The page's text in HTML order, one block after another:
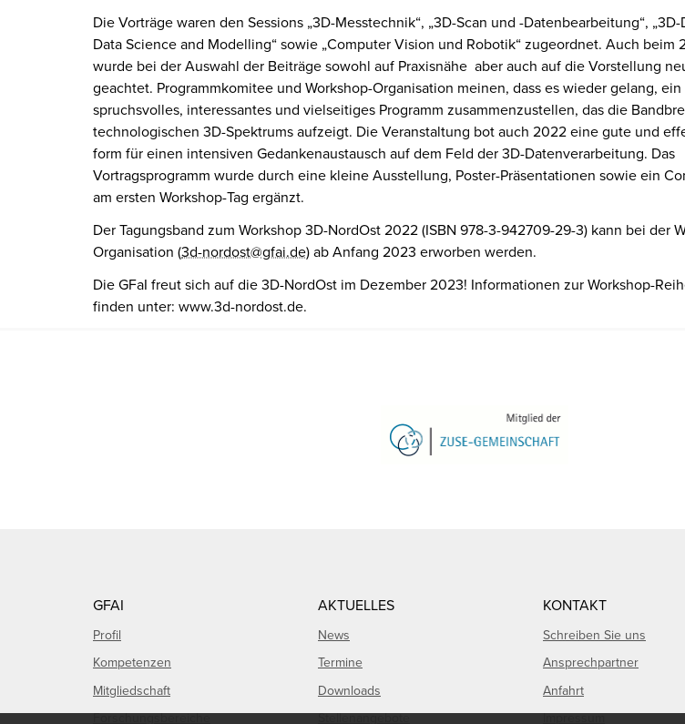
Die Vorträge waren den Sessions „3D-Messtechnik“, „3D-Scan und -Datenbearbeitung“, „3D-
Data Science and Modelling“ sowie „Computer Vision und Robotik“ zugeordnet. Auch beim
wurde bei der Auswahl der Beiträge sowohl auf Praxisnähe aber auch auf die Vorstellung
geachtet. Programmkomitee und Workshop-Organisation meinen, dass es wieder gelang,
spruchsvolles, interes­santes und vielsei­tiges Pro­gramm zusammenzu­stellen, das die
technolo­gischen 3D-Spektrums aufzeigt. Die Veranstaltung bot auch 2022 eine gute und
form für einen inten­siven Gedankenaus­tausch auf dem Feld der 3D-Daten­verar­beitung. Das
Vortragsprogramm wurde durch eine kleine Ausstellung, Poster-Präsentationen sowie ein
am ersten Workshop-Tag ergänzt.
Der Tagungsband zum Workshop 3D-NordOst 2022 (ISBN 978-3-942709-29-3) kann bei der
Organisation (3d-nor­dost@gfai.de) ab Anfang 2023 erworben werden.
Die GFaI freut sich auf die 3D-NordOst im Dezember 2023! Informationen zur Workshop-
finden unter: www.3d-nordost.de.
GFAI
Profil
Kompetenzen
Mitgliedschaft
Forschungsbereiche
AKTUELLES
News
Termine
Downloads
Stellenangebote
KONTAKT
Schreiben Sie uns
Ansprechpartner
Anfahrt
Impressum